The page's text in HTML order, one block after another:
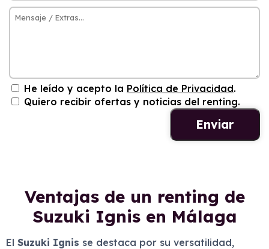
He leído y acepto la Política de Privacidad.
Quiero recibir ofertas y noticias del renting.
Ventajas de un renting de
Suzuki Ignis en Málaga
El Suzuki Ignis se destaca por su versatilidad,